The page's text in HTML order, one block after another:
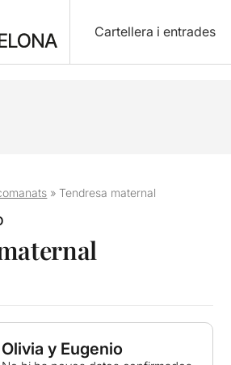
Cartellera i entrades
»Tendresa maternal
Olivia y Eugenio